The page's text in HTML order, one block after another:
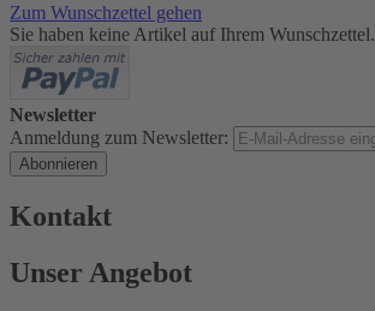
Zum Wunschzettel gehen
Sie haben keine Artikel auf Ihrem Wunschzettel.
Newsletter
Anmeldung zum Newsletter:
Abonnieren
Kontakt
Unser Angebot